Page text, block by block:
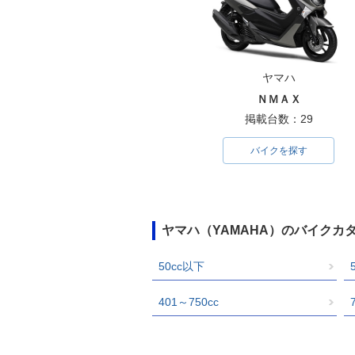
ヤマハ
ＮＭＡＸ
掲載台数：29
バイクを探す
ヤマハ（YAMAHA）のバイクカ
50cc以下
401～750cc